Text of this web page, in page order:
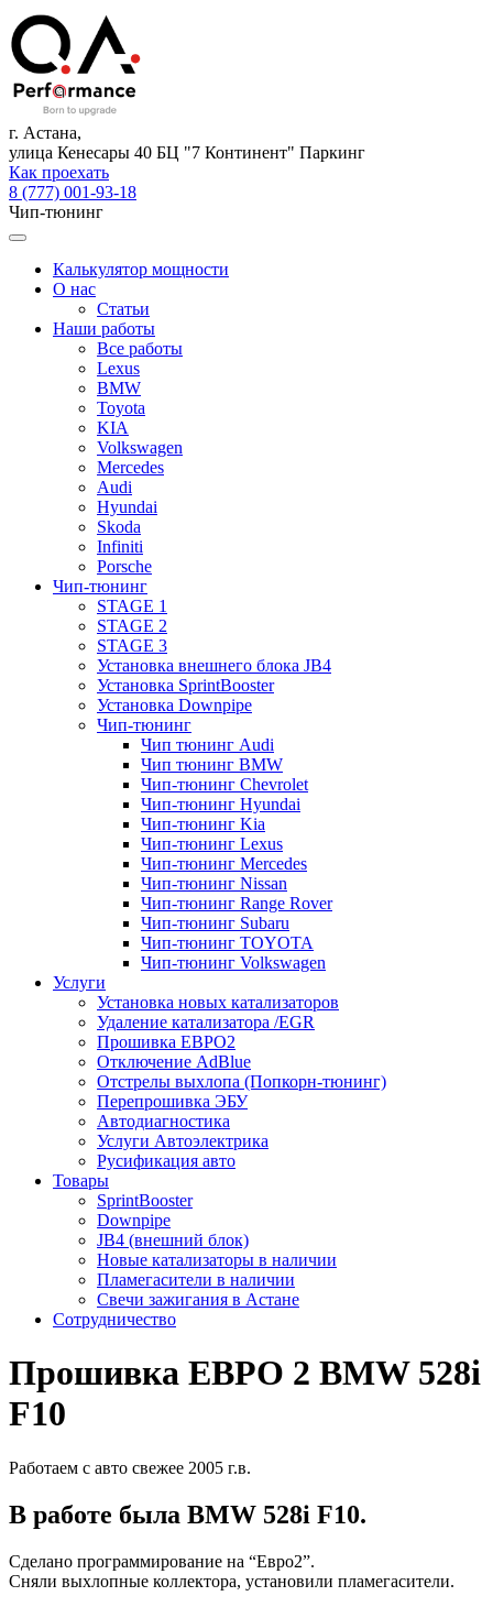
г. Астана,
улица Кенесары 40 БЦ "7 Континент" Паркинг
Как проехать
8 (777) 001-93-18
Чип-тюнинг
Калькулятор мощности
О нас
Статьи
Наши работы
Все работы
Lexus
BMW
Toyota
KIA
Volkswagen
Mercedes
Audi
Hyundai
Skoda
Infiniti
Porsche
Чип-тюнинг
STAGE 1
STAGE 2
STAGE 3
Установка внешнего блока JB4
Установка SprintBooster
Установка Downpipe
Чип-тюнинг
Чип тюнинг Audi
Чип тюнинг BMW
Чип-тюнинг Chevrolet
Чип-тюнинг Hyundai
Чип-тюнинг Kia
Чип-тюнинг Lexus
Чип-тюнинг Mercedes
Чип-тюнинг Nissan
Чип-тюнинг Range Rover
Чип-тюнинг Subaru
Чип-тюнинг TOYOTA
Чип-тюнинг Volkswagen
Услуги
Установка новых катализаторов
Удаление катализатора /EGR
Прошивка ЕВРО2
Отключение AdBlue
Отстрелы выхлопа (Попкорн-тюнинг)
Перепрошивка ЭБУ
Автодиагностика
Услуги Автоэлектрика
Русификация авто
Товары
SprintBooster
Downpipe
JB4 (внешний блок)
Новые катализаторы в наличии
Пламегасители в наличии
Свечи зажигания в Астане
Сотрудничество
Прошивка ЕВРО 2 BMW 528i
F10
Работаем с авто свежее 2005 г.в.
В работе была BMW 528i F10.
Сделано программирование на “Евро2”.
Сняли выхлопные коллектора, установили пламегасители.